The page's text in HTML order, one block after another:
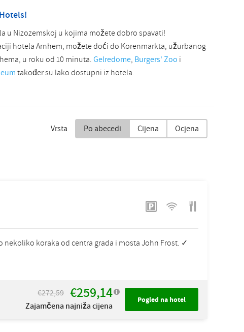
u Nizozemskoj u kojima možete dobro spavati!
hotela Arnhem, možete doći do Korenmarkta, užurbanog
u roku od 10 minuta.Gelredome, Burgers' Zoo i
također su lako dostupni iz hotela.
Vrsta Po abecedi Cijena Ocjena
nekoliko koraka od centra grada i mosta John Frost. ✓
€272,59 €259,14
Zajamčena najniža cijena
Pogled na hotel